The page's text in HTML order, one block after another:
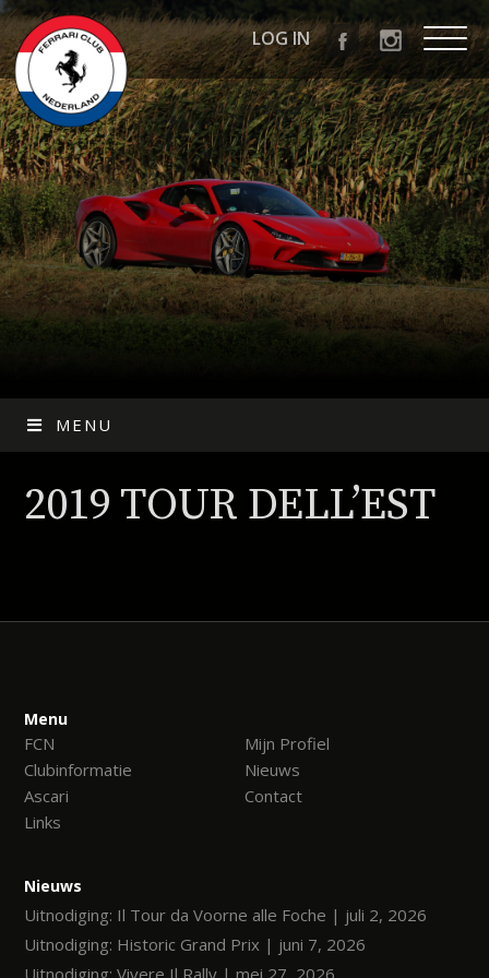
MENU
2019 TOUR DELL’EST
Menu
FCN
Mijn Profiel
Clubinformatie
Nieuws
Ascari
Contact
Links
Nieuws
Uitnodiging: Il Tour da Voorne alle Foche | juli 2, 2026
Uitnodiging: Historic Grand Prix | juni 7, 2026
Uitnodiging: Vivere Il Rally | mei 27, 2026
LOG IN